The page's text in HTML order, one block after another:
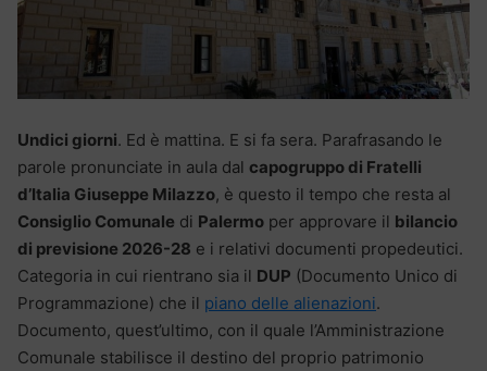
Undici giorni. Ed è mattina. E si fa sera. Parafrasando le
parole pronunciate in aula dal capogruppo di Fratelli
d’Italia Giuseppe Milazzo, è questo il tempo che resta al
Consiglio Comunale di Palermo per approvare il bilancio
di previsione 2026-28 e i relativi documenti propedeutici.
Categoria in cui rientrano sia il DUP (Documento Unico di
Programmazione) che il piano delle alienazioni.
Documento, quest’ultimo, con il quale l’Amministrazione
Comunale stabilisce il destino del proprio patrimonio